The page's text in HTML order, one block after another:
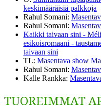
keskimääräisiä palkkoja
Rahul Somani:
Rahul Somani:
Kaikki taivaan sini -
esikoisromaani -
taivaan sini
TL: Masentava show
Rahul Somani:
Kalle Rankka:
TUOREIMMAT